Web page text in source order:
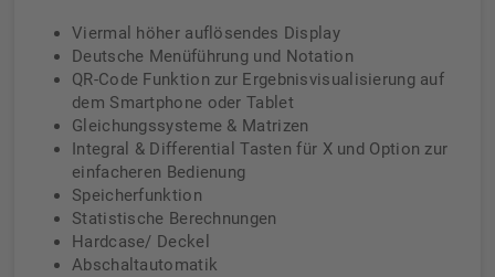
Viermal höher auflösendes Display
Deutsche Menüführung und Notation
QR-Code Funktion zur Ergebnisvisualisierung auf
dem Smartphone oder Tablet
Gleichungssysteme & Matrizen
Integral & Differential Tasten für X und Option zur
einfacheren Bedienung
Speicherfunktion
Statistische Berechnungen
Hardcase/ Deckel
Abschaltautomatik